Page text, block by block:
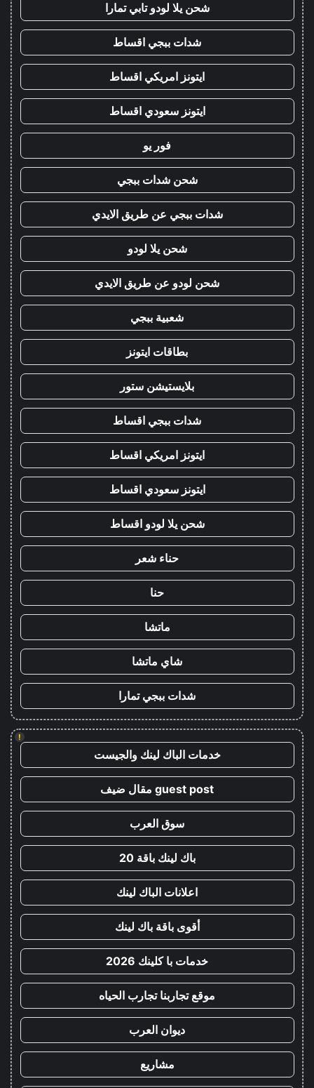
شحن يلا لودو تابي تمارا
شدات ببجي اقساط
ايتونز امريكي اقساط
ايتونز سعودي اقساط
فور يو
شحن شدات ببجي
شدات ببجي عن طريق الايدي
شحن يلا لودو
شحن لودو عن طريق الايدي
شعبية ببجي
بطاقات ايتونز
بلايستيشن ستور
شدات ببجي اقساط
ايتونز امريكي اقساط
ايتونز سعودي اقساط
شحن يلا لودو اقساط
حناء شعر
حنا
ماتشا
شاي ماتشا
شدات ببجي تمارا
!
خدمات الباك لينك والجيست
guest post مقال ضيف
سوق العرب
باك لينك باقة 20
اعلانات الباك لينك
أقوى باقة باك لينك
خدمات با كلينك 2026
موقع تجاربنا تجارب الحياه
ديوان العرب
مشاريع